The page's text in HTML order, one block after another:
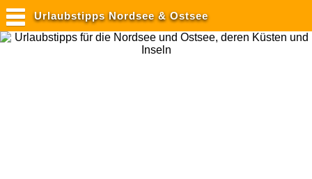
Urlaubstipps Nordsee & Ostsee